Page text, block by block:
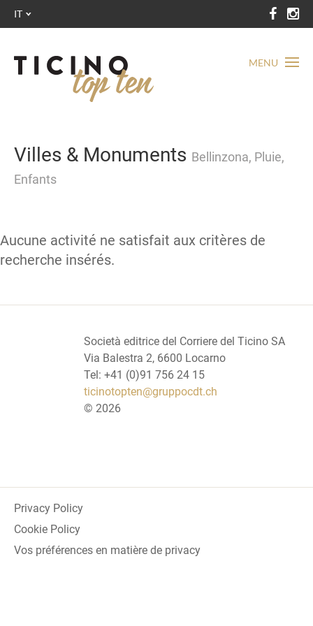
MENU
IT
Villes & Monuments Bellinzona, Pluie,
Enfants
Aucune activité ne satisfait aux critères de
recherche insérés.
Società editrice del Corriere del Ticino SA
Via Balestra 2, 6600 Locarno
Tel: +41 (0)91 756 24 15
ticinotopten@gruppocdt.ch
© 2026
Privacy Policy
Cookie Policy
Vos préférences en matière de privacy